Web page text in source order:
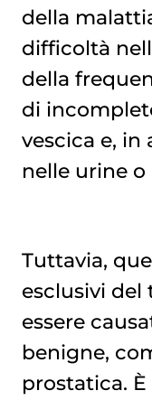
della
difficoltà
della
di
vescica e, in
nelle urine o
Tuttavia,
esclusivi del
essere
benigne,
prostatica.